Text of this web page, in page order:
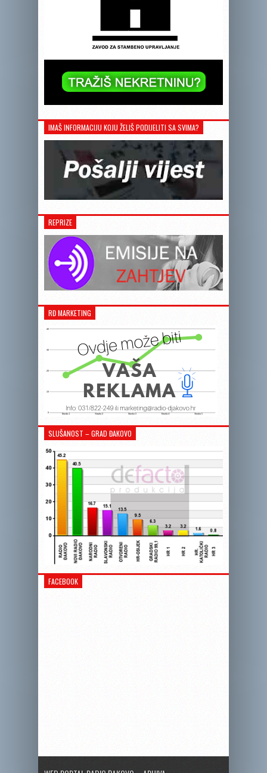
IMAŠ INFORMACIJU KOJU ŽELIŠ PODIJELITI SA SVIMA?
REPRIZE
RĐ MARKETING
SLUŠANOST – GRAD ĐAKOVO
FACEBOOK